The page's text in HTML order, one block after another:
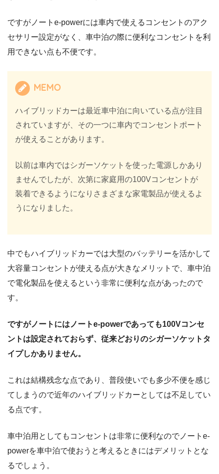
ですがノートe-powerには車内で使えるコンセントのアク
セサリー設定がなく、車中泊の際に便利なコンセントを利
用できない点も不便です。
MEMO
ハイブリッドカーは最近車中泊に向いている点が注目
されていますが、その一つに車内でコンセントポート
が使えることがあります。
以前は車内ではシガーソケットを使った電源しかあり
ませんでしたが、次第に家庭用の100Vコンセントが
装着できるようになりさまざまな家電製品が使えるよ
うになりました。
中でもハイブリッドカーでは大型のバッテリーを活かして
大容量コンセントが使える点が大きなメリットで、車中泊
で電化製品を使えるという非常に便利な点があったので
す。
ですがノートにはノートe-powerであっても100Vコンセ
ントは設定されておらず、従来どおりのシガーソケットタ
イプしかありません。
これは結構残念な点であり、普段使いでも多少不便を感じ
てしまうので近年のハイブリッドカーとしては不足してい
る点です。
車中泊用としてもコンセントは非常に便利なのでノートe-
powerを車中泊で使おうと考えるときにはデメリットとな
るでしょう。